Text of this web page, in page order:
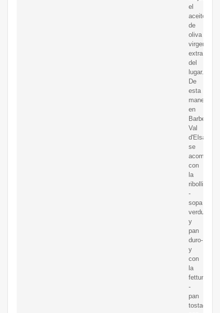
el
aceite
de
oliva
virgen
extra
del
lugar.
De
esta
manera,
en
Barberino
Val
d'Elsa
se
acompaña
con
la
ribollita
-
sopa
verduras
y
pan
duro-
y
con
la
fettunta
-
pan
tostado